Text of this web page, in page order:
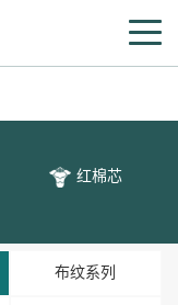
红棉芯
布纹系列